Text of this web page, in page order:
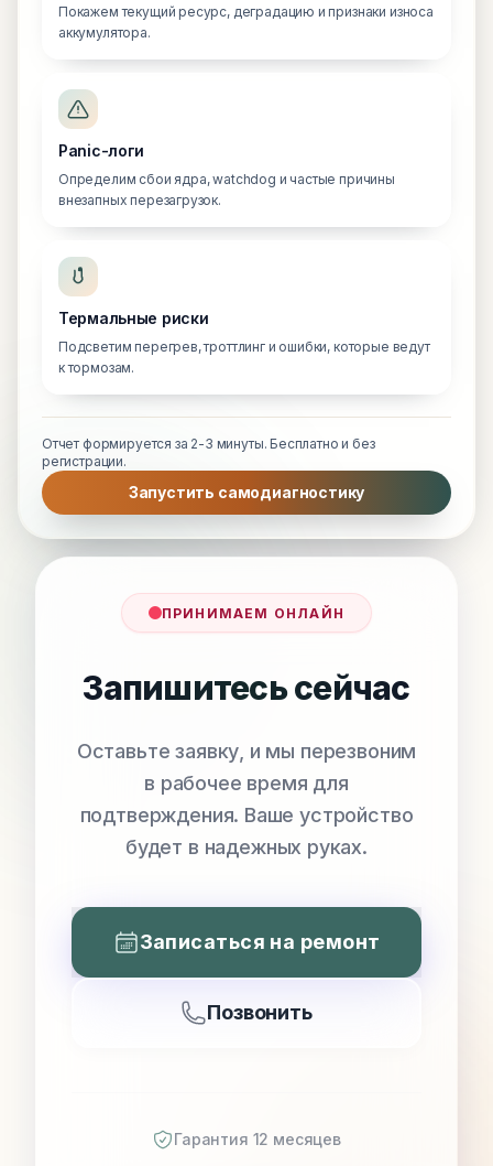
Покажем текущий ресурс, деградацию и признаки износа
аккумулятора.
Panic-логи
Определим сбои ядра, watchdog и частые причины
внезапных перезагрузок.
Термальные риски
Подсветим перегрев, троттлинг и ошибки, которые ведут
к тормозам.
Отчет формируется за 2-3 минуты. Бесплатно и без
регистрации.
Запустить самодиагностику
ПРИНИМАЕМ ОНЛАЙН
Запишитесь сейчас
Оставьте заявку, и мы перезвоним
в рабочее время для
подтверждения. Ваше устройство
будет в надежных руках.
Записаться на ремонт
Позвонить
Гарантия 12 месяцев